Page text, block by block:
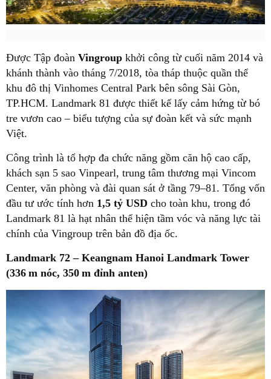
Được Tập đoàn Vingroup khởi công từ cuối năm 2014 và
khánh thành vào tháng 7/2018, tòa tháp thuộc quần thể
khu đô thị Vinhomes Central Park bên sông Sài Gòn,
TP.HCM. Landmark 81 được thiết kế lấy cảm hứng từ bó
tre vươn cao – biểu tượng của sự đoàn kết và sức mạnh
Việt.
Công trình là tổ hợp đa chức năng gồm căn hộ cao cấp,
khách sạn 5 sao Vinpearl, trung tâm thương mại Vincom
Center, văn phòng và đài quan sát ở tầng 79–81. Tổng vốn
đầu tư ước tính hơn 1,5 tỷ USD cho toàn khu, trong đó
Landmark 81 là hạt nhân thể hiện tầm vóc và năng lực tài
chính của Vingroup trên bản đồ địa ốc.
Landmark 72 – Keangnam Hanoi Landmark Tower
(336 m nóc, 350 m đỉnh anten)